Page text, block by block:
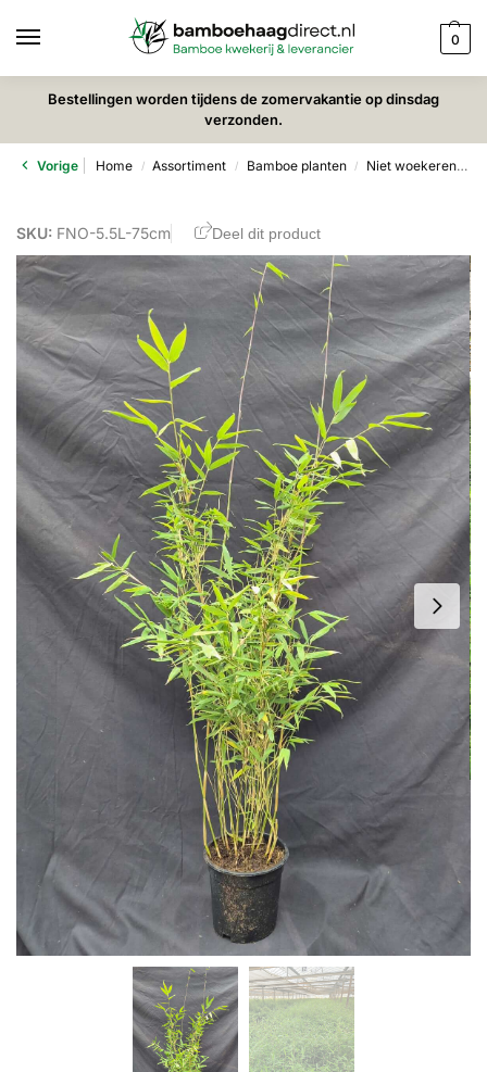
0
Bestellingen worden tijdens de zomervakantie op dinsdag
verzonden.
Vorige Home / Assortiment / Bamboe planten / Niet woekerende bamboe
SKU: FNO-5.5L-75cm Deel dit product